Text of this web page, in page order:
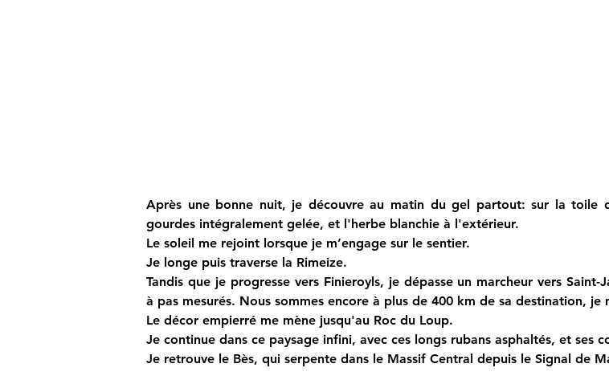
Après une bonne nuit, je découvre au matin du gel partout: sur la toile
gourdes intégralement gelée, et l'herbe blanchie à l'extérieur.
Le soleil me rejoint lorsque je m’engage sur le sentier.
Je longe puis traverse la Rimeize.
Tandis que je progresse vers Finieroyls, je dépasse un marcheur vers
à pas mesurés. Nous sommes encore à plus de 400 km de sa destination,
Le décor empierré me mène jusqu'au Roc du Loup.
Je continue dans ce paysage infini, avec ces longs rubans asphaltés, et ses
Je retrouve le Bès, qui serpente dans le Massif Central depuis le Signal de